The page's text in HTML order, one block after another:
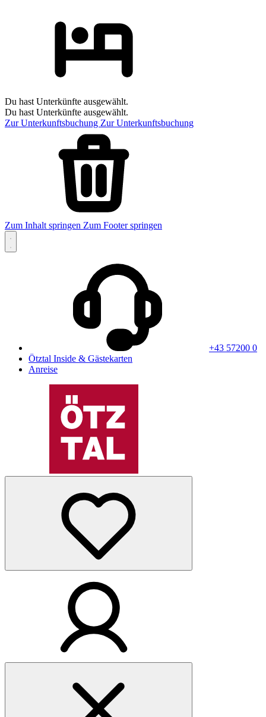
Du hast Unterkünfte ausgewählt.
Du hast Unterkünfte ausgewählt.
Zur Unterkunftsbuchung Zur Unterkunftsbuchung
Zum Inhalt springen Zum Footer springen
+43 57200 0
Ötztal Inside & Gästekarten
Anreise